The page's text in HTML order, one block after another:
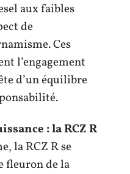
aux faibles
de
Ces
l’engagement
d’un équilibre
: la RCZ R
la RCZ R se
fleuron de la